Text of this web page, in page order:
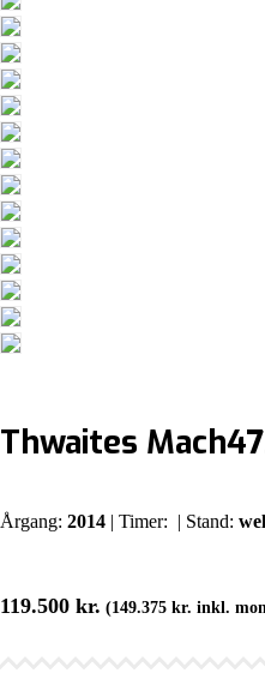
Thwaites
Årgang: 2014 | Timer: | Stand:
119.500 kr. (149.375 kr. inkl.